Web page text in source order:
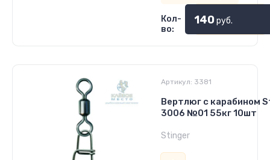
Кол-
во:
140руб.
Артикул: 3381
Вертлюг с карабином
3006 №01 55кг 10шт
Stinger